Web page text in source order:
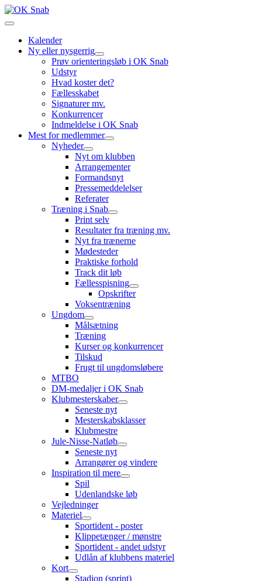
Kalender
Ny eller nysgerrig
Prøv orienteringsløb i OK Snab
Udstyr
Hvad koster det?
Fællesskabet
Signaturer mv.
Konkurrencer
Indmeldelse i OK Snab
Mest for medlemmer
Nyheder
Nyt om klubben
Arrangementer
Formandsnyt
Pressemeddelelser
Referater
Træning i Snab
Print selv
Resultater fra træning mv.
Nyt fra trænerne
Mødesteder
Praktiske forhold
Track dit løb
Fællesspisning
Opskrifter
Voksentræning
Ungdom
Målsætning
Træning
Kurser og konkurrencer
Tilskud
Frugt til ungdomsløbere
MTBO
DM-medaljer i OK Snab
Klubmesterskaber
Seneste nyt
Mesterskabsklasser
Klubmestre
Jule-Nisse-Natløb
Seneste nyt
Arrangører og vindere
Inspiration til mere
Spil
Udenlandske løb
Vejledninger
Materiel
Sportident - poster
Klippetænger / mønstre
Sportident - andet udstyr
Udlån af klubbens materiel
Kort
Stadion (sprint)